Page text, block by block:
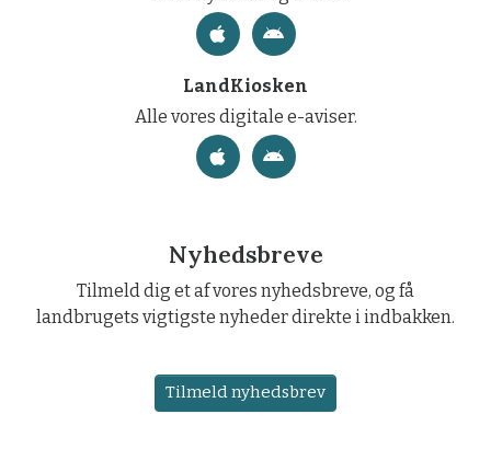
LandKiosken
Alle vores digitale e-aviser.
Nyhedsbreve
Tilmeld dig et af vores nyhedsbreve, og få
landbrugets vigtigste nyheder direkte i indbakken.
Tilmeld nyhedsbrev